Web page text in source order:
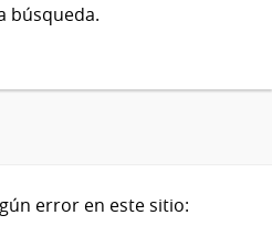
búsqueda.
error en este sitio: